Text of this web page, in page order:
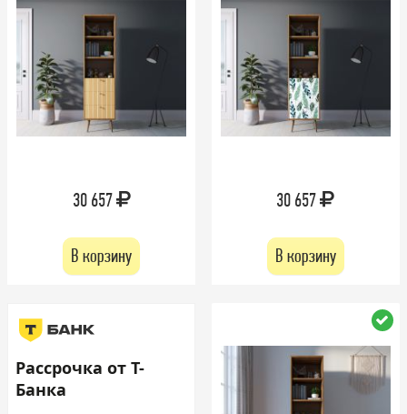
30 657
В корзину
30 657
В корзину
Рассрочка от Т-
Банка